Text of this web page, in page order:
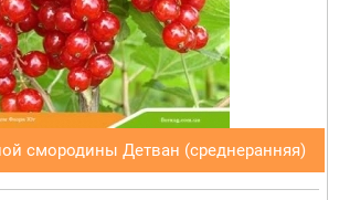
смородины Детван (среднеранняя)